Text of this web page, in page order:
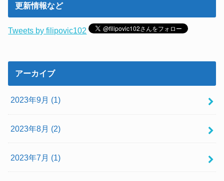
更新情報など
Tweets by filipovic102
アーカイブ
2023年9月 (1)
2023年8月 (2)
2023年7月 (1)